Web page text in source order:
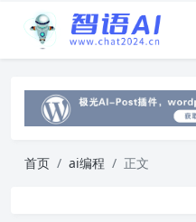
首页 ai编程 正文